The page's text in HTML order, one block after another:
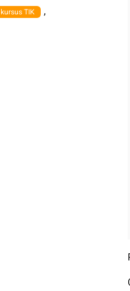
kursus TIK ,